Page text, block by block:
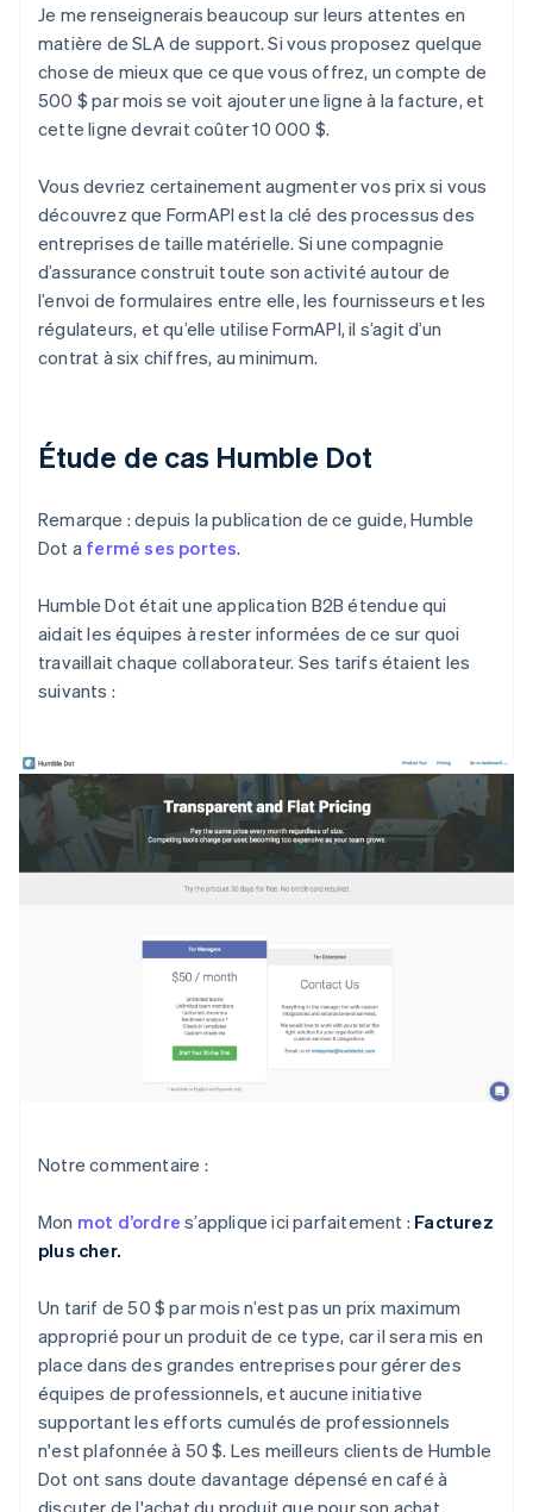
Je me renseignerais beaucoup sur leurs attentes en
matière de SLA de support. Si vous proposez quelque
chose de mieux que ce que vous offrez, un compte de
500 $ par mois se voit ajouter une ligne à la facture, et
cette ligne devrait coûter 10 000 $.
Vous devriez certainement augmenter vos prix si vous
découvrez que FormAPI est la clé des processus des
entreprises de taille matérielle. Si une compagnie
d’assurance construit toute son activité autour de
l’envoi de formulaires entre elle, les fournisseurs et les
régulateurs, et qu’elle utilise FormAPI, il s’agit d’un
contrat à six chiffres, au minimum.
Étude de cas Humble Dot
Remarque : depuis la publication de ce guide, Humble
Dot a fermé ses portes.
Humble Dot était une application B2B étendue qui
aidait les équipes à rester informées de ce sur quoi
travaillait chaque collaborateur. Ses tarifs étaient les
suivants :
Notre commentaire :
Mon mot d’ordre s’applique ici parfaitement : Facturez
plus cher.
Un tarif de 50 $ par mois n’est pas un prix maximum
approprié pour un produit de ce type, car il sera mis en
place dans des grandes entreprises pour gérer des
équipes de professionnels, et aucune initiative
supportant les efforts cumulés de professionnels
n'est plafonnée à 50 $. Les meilleurs clients de Humble
Dot ont sans doute davantage dépensé en café à
discuter de l'achat du produit que pour son achat